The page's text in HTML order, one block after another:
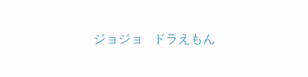
ジョジョ ドラえもん